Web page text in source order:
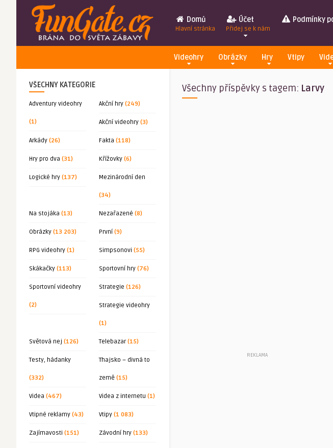
Domů
Hlavní stránka
Účet
Přidej se k nám
Podmínky
Videohry Obrázky Hry Vtipy
VŠECHNY KATEGORIE
Adventury videohry
(1)
Akční hry (249)
Akční videohry (3)
Arkády (26) Fakta (118)
Hry pro dva (31) Křížovky (6)
Logické hry (137) Mezinárodní den
(34)
Na stojáka (13) Nezařazené (8)
Obrázky (13 203) První (9)
RPG videohry (1) Simpsonovi (55)
Skákačky (113) Sportovní hry (76)
Sportovní videohry
(2)
Strategie (126)
Strategie videohry
(1)
Světová nej (126) Telebazar(15)
Testy, hádanky
(332)
Thajsko – divná to
země (15)
Videa (467) Videa z internetu (1)
Vtipné reklamy (43) Vtipy (1 083)
Zajímavosti (151) Závodní hry (133)
Všechny příspěvky s tagem: Larvy
REKLAMA